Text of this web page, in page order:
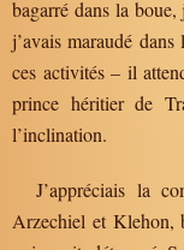
bagarré dans la
j’avais maraudé
ces activités – il
prince héritier de
l’inclination.
J’appréciais la
Arzechiel et Klehon,